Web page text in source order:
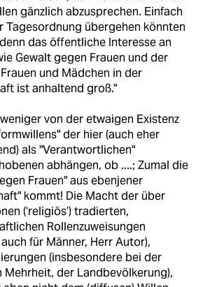
gänzlich abzusprechen. Einfach
Tagesordnung übergehen könnten
das öffentliche Interesse an
Gewalt gegen Frauen und der
und Mädchen in der
ist anhaltend groß."
von der etwaigen Existenz
der hier (auch eher
als "Verantwortlichen"
abhängen, ob ....; Zumal die
Frauen" aus ebenjener
kommt! Die Macht der über
(‘religiös’) tradierten,
Rollenzuweisungen
für Männer, Herr Autor),
(insbesondere bei der
Mehrheit, der Landbevölkerung),